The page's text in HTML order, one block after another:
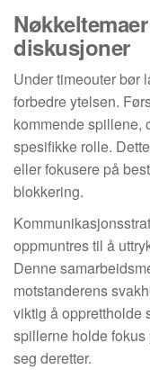
diskusjoner
Under timeouter bør
forbedre ytelsen.
kommende spillene,
spesifikke rolle.
eller fokusere på
blokkering.
oppmuntres til å
Denne
motstanderens
viktig å opprettholde
spillerne holde
seg deretter.